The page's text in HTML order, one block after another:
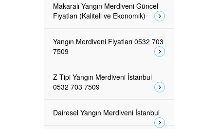
Makaralı Yangın Merdiveni Güncel
Fiyatları (Kaliteli ve Ekonomik)
Yangın Merdiveni Fiyatları 0532 703
7509
Z Tipi Yangın Merdiveni İstanbul
0532 703 7509
Dairesel Yangın Merdiveni İstanbul